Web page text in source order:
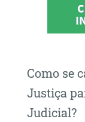
Como se
Justiça
Judicial?